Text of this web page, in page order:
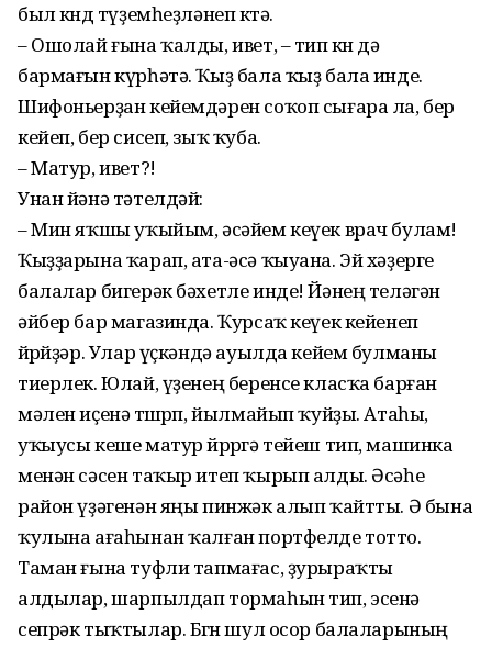
был көндө түҙемһеҙләнеп көтә.
– Ошолай ғына ҡалды, ивет, – тип көн дә
бармағын күрһәтә. Ҡыҙ бала ҡыҙ бала инде.
Шифоньерҙан кейемдәрен соҡоп сығара ла, бер
кейеп, бер сисеп, зыҡ ҡуба.
– Матур, ивет?!
Унан йәнә тәтелдәй:
– Мин яҡшы уҡыйым, әсәйем кеүек врач булам!
Ҡыҙҙарына ҡарап, ата-әсә ҡыуана. Эй хәҙерге
балалар бигерәк бәхетле инде! Йәнең теләгән
әйбер бар магазинда. Ҡурсаҡ кеүек кейенеп
йөрөйҙәр. Улар үҫкәндә ауылда кейем булманы
тиерлек. Юлай, үҙенең беренсе класҡа барған
мәлен иҫенә төшөрөп, йылмайып ҡуйҙы. Атаһы,
уҡыусы кеше матур йөрөргә тейеш тип, машинка
менән сәсен таҡыр итеп ҡырып алды. Әсәһе
район үҙәгенән яңы пинжәк алып ҡайтты. Ә бына
ҡулына ағаһынан ҡалған портфелде тотто.
Таман ғына туфли тапмағас, ҙурыраҡты
алдылар, шарпылдап тормаһын тип, эсенә
сепрәк тыҡтылар. Бөгөн шул осор балаларының